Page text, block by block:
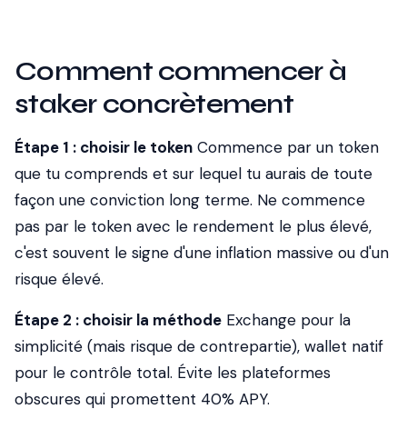
Comment commencer à
staker concrètement
Étape 1 : choisir le token Commence par un token
que tu comprends et sur lequel tu aurais de toute
façon une conviction long terme. Ne commence
pas par le token avec le rendement le plus élevé,
c'est souvent le signe d'une inflation massive ou d'un
risque élevé.
Étape 2 : choisir la méthode Exchange pour la
simplicité (mais risque de contrepartie), wallet natif
pour le contrôle total. Évite les plateformes
obscures qui promettent 40% APY.